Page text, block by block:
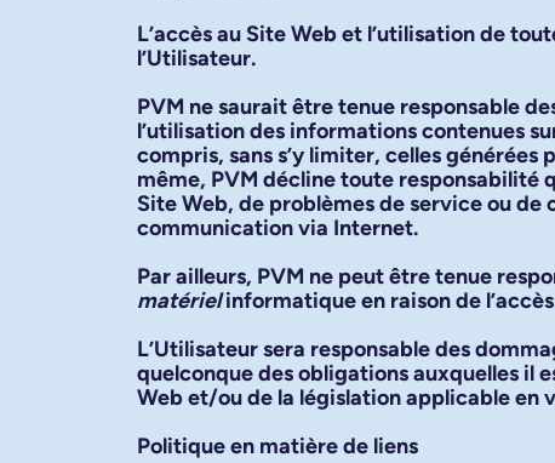
L’accès au Site Web et l’utilisation de
l’Utilisateur.
PVM ne saurait être tenue responsable
l’utilisation des informations contenues
compris, sans s’y limiter, celles générées
même, PVM décline toute responsabilité
Site Web, de problèmes de service ou
communication via Internet.
Par ailleurs, PVM ne peut être tenue
matérielinformatique en raison de
L’Utilisateur sera responsable des
quelconque des obligations auxquelles il
Web et/ou de la législation applicable en
Politique en matière de liens